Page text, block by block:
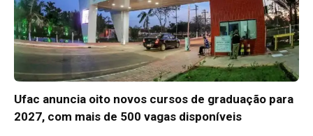
Ufac anuncia oito novos cursos de graduação para
2027, com mais de 500 vagas disponíveis